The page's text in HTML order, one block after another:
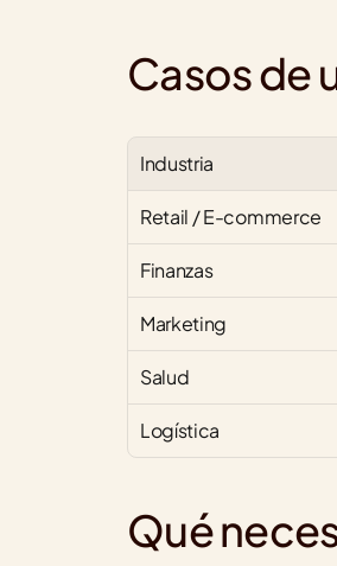
Casos de
Industria
Retail / E-commerce
Finanzas
Marketing
Salud
Logística
Qué